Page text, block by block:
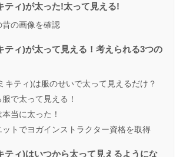
ティ)が太った!太って見える!
昔の画像を確認
ティ)が太って見える！考えられる3つの
キティ)は服のせいで太って見えるだけ？
で太って見える！
当に太った！
ットでヨガインストラクター資格を取得
ティ)はいつから太って見えるようにな